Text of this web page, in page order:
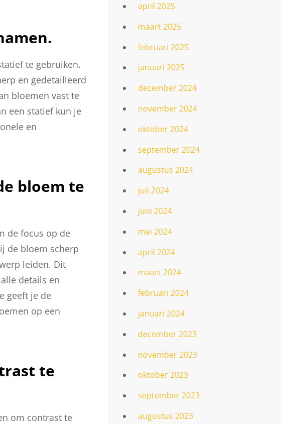
te gebruiken.
en gedetailleerd
bloemen vast te
een statief kun je
en
bloem te
de focus op de
de bloem scherp
leiden. Dit
details en
geeft je de
op een
te
om contrast te
april 2025
maart 2025
februari 2025
januari 2025
december 2024
november 2024
oktober 2024
september 2024
augustus 2024
juli 2024
juni 2024
mei 2024
april 2024
maart 2024
februari 2024
januari 2024
december 2023
november 2023
oktober 2023
september 2023
augustus 2023